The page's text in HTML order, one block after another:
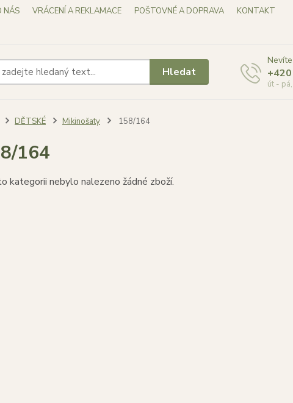
NÁS VRÁCENÍ A REKLAMACE POŠTOVNÉ A DOPRAVA
KONTAKT
Hledat
út -
DĚTSKÉ Mikinošaty 158/164
164
kategorii nebylo nalezeno žádné zboží.